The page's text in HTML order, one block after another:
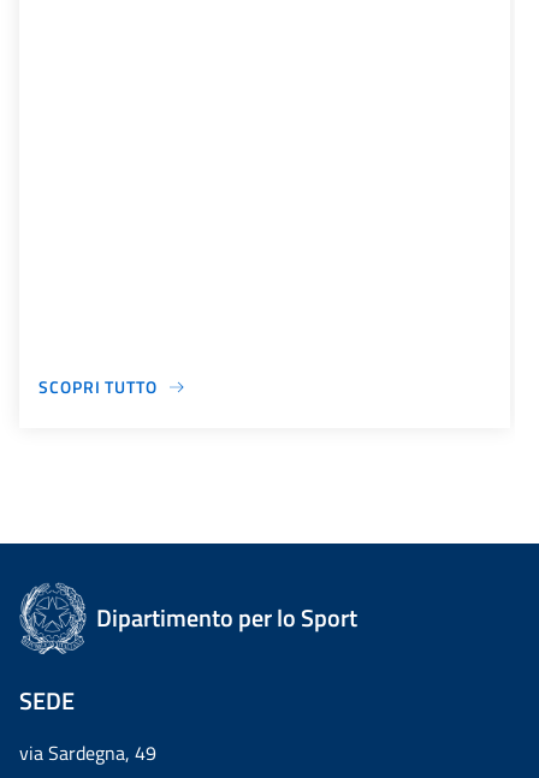
SCOPRI TUTTO
Dipartimento per lo Sport
SEDE
via Sardegna, 49